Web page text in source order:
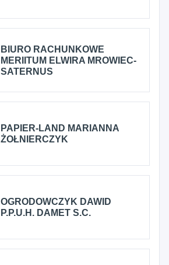
BIURO RACHUNKOWE
MERIITUM ELWIRA MROWIEC-
SATERNUS
PAPIER-LAND MARIANNA
ŻOŁNIERCZYK
OGRODOWCZYK DAWID
P.P.U.H. DAMET S.C.